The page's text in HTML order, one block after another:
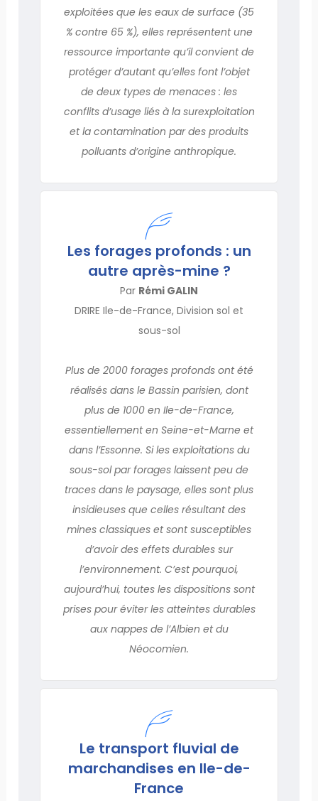
exploitées que les eaux de surface (35
% contre 65 %), elles représentent une
ressource importante qu’il convient de
protéger d’autant qu’elles font l’objet
de deux types de menaces : les
conflits d’usage liés à la surexploitation
et la contamination par des produits
polluants d’origine anthropique.
Les forages profonds : un
autre après-mine ?
Par Rémi GALIN
DRIRE Ile-de-France, Division sol et
sous-sol
Plus de 2000 forages profonds ont été
réalisés dans le Bassin parisien, dont
plus de 1000 en Ile-de-France,
essentiellement en Seine-et-Marne et
dans l’Essonne. Si les exploitations du
sous-sol par forages laissent peu de
traces dans le paysage, elles sont plus
insidieuses que celles résultant des
mines classiques et sont susceptibles
d’avoir des effets durables sur
l’environnement. C’est pourquoi,
aujourd’hui, toutes les dispositions sont
prises pour éviter les atteintes durables
aux nappes de l’Albien et du
Néocomien.
Le transport fluvial de
marchandises en Ile-de-
France